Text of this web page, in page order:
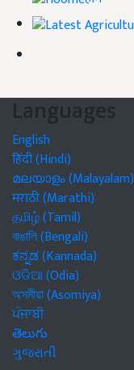
Languages
English
हिंदी (Hindi)
മലയാളം (Malayalam)
मराठी (Marathi)
தமிழ் (Tamil)
বাঙালি (Bengali)
ಕನ್ನಡ (Kannada)
ଓଡିଆ (Odia)
অসমীয়া (Asomiya)
ਪੰਜਾਬੀ
తెలుగు
ગુજરાતી